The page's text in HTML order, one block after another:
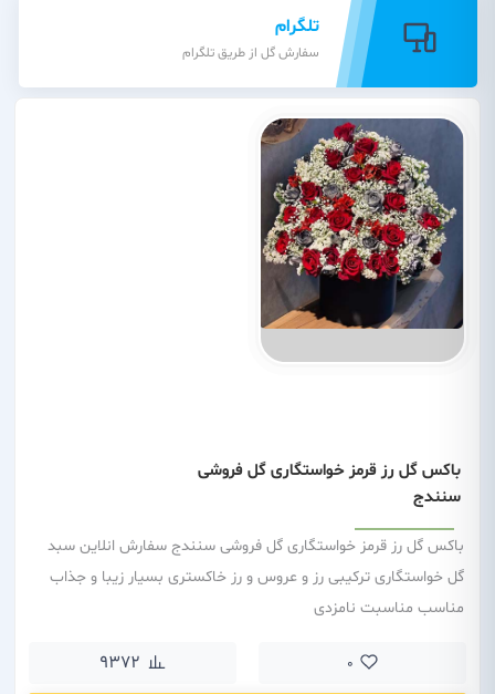
تلگرام
سفارش گل از طریق تلگرام
باکس گل رز قرمز خواستگاری گل فروشی
سنندج
باکس گل رز قرمز خواستگاری گل فروشی سنندج سفارش انلاین سبد
گل خواستگاری ترکیبی رز و عروس و رز خاکستری بسیار زیبا و جذاب
مناسب مناسبت نامزدی
0
9372